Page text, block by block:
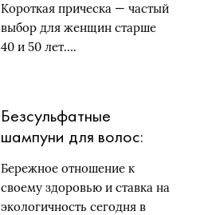
каждый день и
торжество
Короткая прическа — частый
выбор для женщин старше
40 и 50 лет….
Безсульфатные
шампуни для волос:
Бережное отношение к
своему здоровью и ставка на
экологичность сегодня в